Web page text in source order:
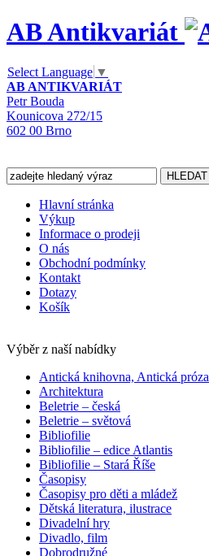
AB Antikvariát
Select Language ▼
AB ANTIKVARIÁT
Petr Bouda
Kounicova 272/15
602 00 Brno
Hlavní stránka
Výkup
Informace o prodeji
O nás
Obchodní podmínky
Kontakt
Dotazy
Košík
Výběr z naší nabídky
Antická knihovna, Antická próza
Architektura
Beletrie – česká
Beletrie – světová
Bibliofilie
Bibliofilie – edice Atlantis
Bibliofilie – Stará Říše
Časopisy
Časopisy pro děti a mládež
Dětská literatura, ilustrace
Divadelní hry
Divadlo, film
Dobrodružné